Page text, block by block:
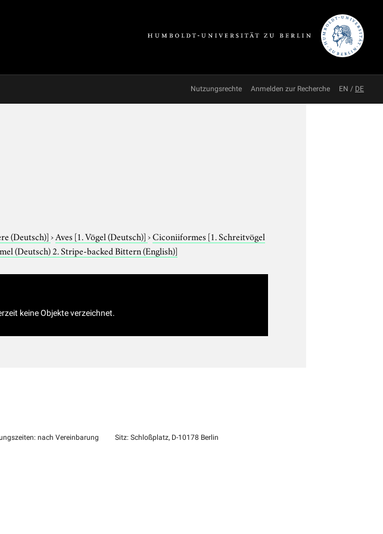
Nutzungsrechte Anmelden zur Recherche EN / DE
(Deutsch)]›Aves [1. Vögel (Deutsch)]›Ciconiiformes [1. Schreitvögel
(Deutsch) 2. Stripe-backed Bittern (English)]
keine Objekte verzeichnet.
nach Vereinbarung Sitz: Schloßplatz, D-10178 Berlin